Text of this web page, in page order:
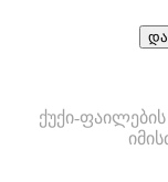
ქუქი-